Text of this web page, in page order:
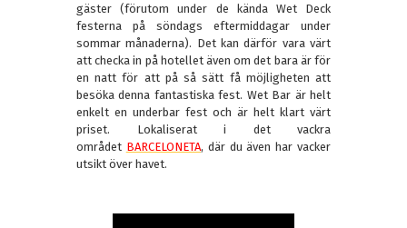
gäster (förutom under de kända Wet Deck
festerna på söndags eftermiddagar under
sommar månaderna). Det kan därför vara värt
att checka in på hotellet även om det bara är för
en natt för att på så sätt få möjligheten att
besöka denna fantastiska fest. Wet Bar är helt
enkelt en underbar fest och är helt klart värt
priset. Lokaliserat i det vackra
området BARCELONETA, där du även har vacker
utsikt över havet.